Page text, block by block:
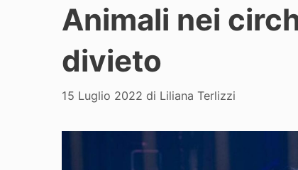
Animali nei
divieto
15 Luglio 2022 di Liliana Terlizzi